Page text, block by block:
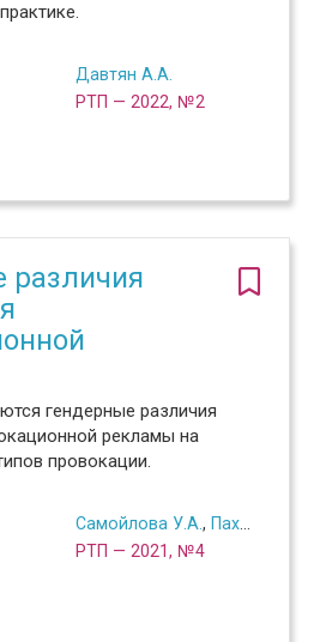
Давтян А.А.
РТП — 2022, №2
различия
гендерные различия
рекламы на
провокации.
Самойлова У.А. , Пахалов А.М.
РТП — 2021, №4